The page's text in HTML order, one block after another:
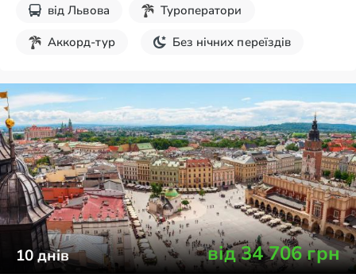
від Львова
Туроператори
Аккорд-тур
Без нічних переїздів
Пляжний відпочинок
10днів від34 706грн